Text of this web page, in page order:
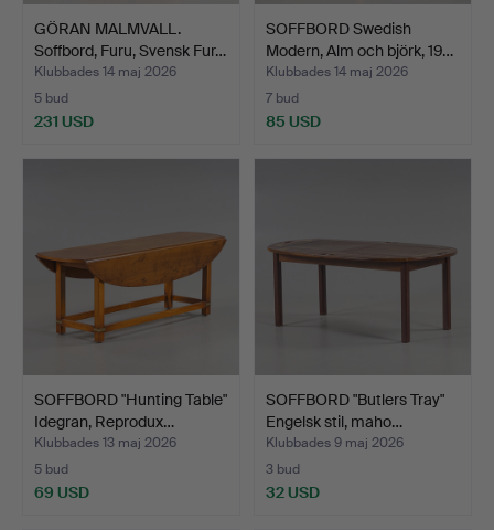
GÖRAN MALMVALL.
Soffbord, Furu, Svensk Fur…
Klubbades 14 maj 2026
5 bud
231 USD
SOFFBORD Swedish
Modern, Alm och björk, 19…
Klubbades 14 maj 2026
7 bud
85 USD
SOFFBORD "Hunting Table"
Idegran, Reprodux…
Klubbades 13 maj 2026
5 bud
69 USD
SOFFBORD "Butlers Tray"
Engelsk stil, maho…
Klubbades 9 maj 2026
3 bud
32 USD